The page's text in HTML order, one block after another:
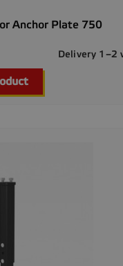
Anchor Plate 750
Delivery 1–2